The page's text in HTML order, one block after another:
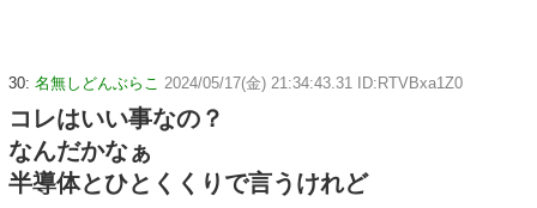
30: 名無しどんぶらこ 2024/05/17(金) 21:34:43.31 ID:RTVBxa1Z0
コレはいい事なの？
なんだかなぁ
半導体とひとくくりで言うけれど